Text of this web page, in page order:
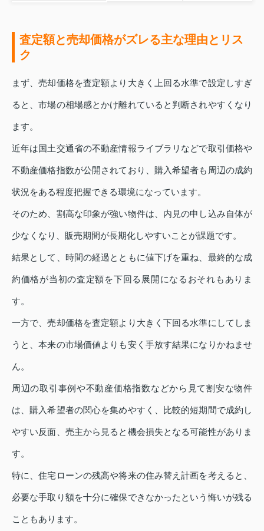
査定額と売却価格がズレる主な理由とリス
ク
まず、売却価格を査定額より大きく上回る水準で設定しすぎ
ると、市場の相場感とかけ離れていると判断されやすくなり
ます。
近年は国土交通省の不動産情報ライブラリなどで取引価格や
不動産価格指数が公開されており、購入希望者も周辺の成約
状況をある程度把握できる環境になっています。
そのため、割高な印象が強い物件は、内見の申し込み自体が
少なくなり、販売期間が長期化しやすいことが課題です。
結果として、時間の経過とともに値下げを重ね、最終的な成
約価格が当初の査定額を下回る展開になるおそれもありま
す。
一方で、売却価格を査定額より大きく下回る水準にしてしま
うと、本来の市場価値よりも安く手放す結果になりかねませ
ん。
周辺の取引事例や不動産価格指数などから見て割安な物件
は、購入希望者の関心を集めやすく、比較的短期間で成約し
やすい反面、売主から見ると機会損失となる可能性がありま
す。
特に、住宅ローンの残高や将来の住み替え計画を考えると、
必要な手取り額を十分に確保できなかったという悔いが残る
こともあります。